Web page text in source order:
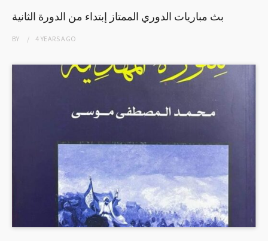
بث مباريات الدوري الممتاز إبتداء من الدورة الثانية
BY 4 YEARSAGO